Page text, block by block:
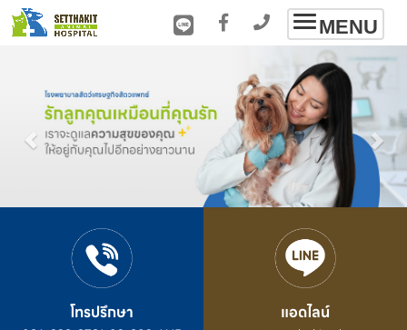
Toggle
navigation
MENU
โทรปรึกษา แอดไลน์